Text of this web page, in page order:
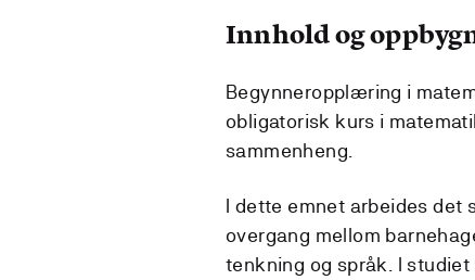
Innhold og
Begynneropplæring i
obligatorisk kurs i
sammenheng.
I dette emnet arbeides
overgang mellom
tenkning og språk. I